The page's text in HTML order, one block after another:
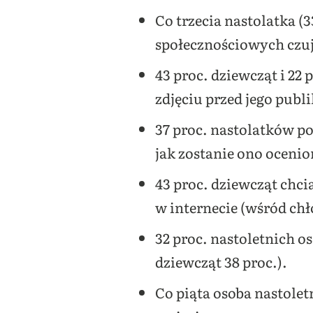
Co trzecia nastolatka
społecznościowych
43 proc. dziewcząt i
zdjęciu przed jego
37 proc. nastolatków
jak zostanie ono
43 proc. dziewcząt
w internecie (wśród
32 proc. nastoletnich
dziewcząt 38 proc.).
Co piąta osoba